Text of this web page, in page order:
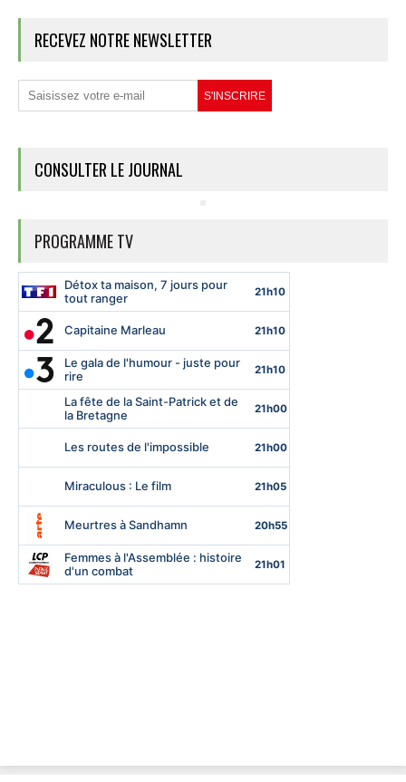
RECEVEZ NOTRE NEWSLETTER
CONSULTER LE JOURNAL
PROGRAMME TV